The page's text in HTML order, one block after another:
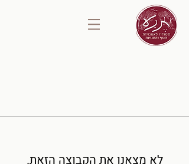
לא מצאנו את הקבוצה הזאת.